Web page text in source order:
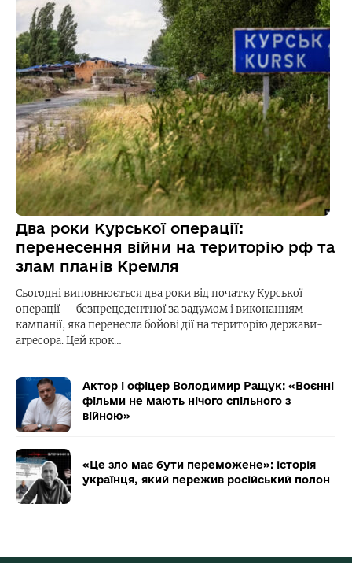
Два роки Курської операції:
перенесення війни на територію рф та
злам планів Кремля
Сьогодні виповнюється два роки від початку Курської
операції — безпрецедентної за задумом і виконанням
кампанії, яка перенесла бойові дії на територію держави-
агресора. Цей крок…
Актор і офіцер Володимир Ращук: «Воєнні
фільми не мають нічого спільного з
війною»
«Це зло має бути переможене»: історія
українця, який пережив російський полон